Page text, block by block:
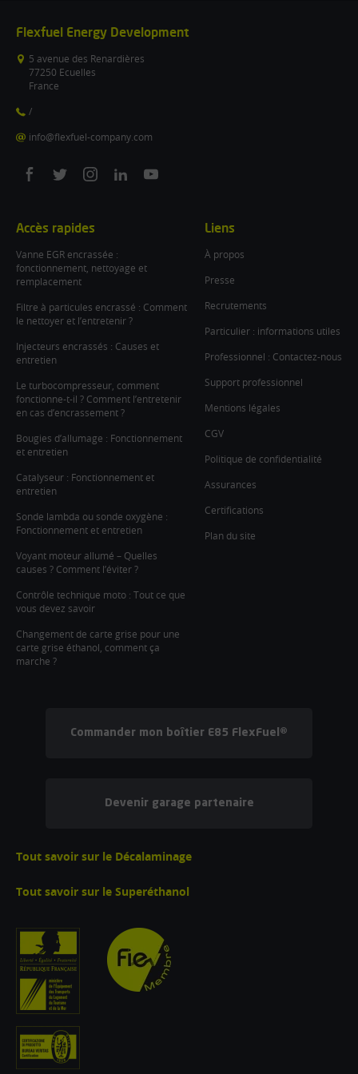
Flexfuel Energy Development
5 avenue des Renardières
77250 Ecuelles
France
/
info@flexfuel-company.com
On
On
On
On
On
Accès rapides
Vanne EGR encrassée :
fonctionnement, nettoyage et
remplacement
Filtre à particules encrassé : Comment
le nettoyer et l’entretenir ?
Injecteurs encrassés : Causes et
entretien
Le turbocompresseur, comment
fonctionne-t-il ? Comment l’entretenir
en cas d’encrassement ?
Bougies d’allumage : Fonctionnement
et entretien
Catalyseur : Fonctionnement et
entretien
Sonde lambda ou sonde oxygène :
Fonctionnement et entretien
Voyant moteur allumé – Quelles
causes ? Comment l’éviter ?
Contrôle technique moto : Tout ce que
vous devez savoir
Changement de carte grise pour une
carte grise éthanol, comment ça
marche ?
Liens
À propos
Presse
Recrutements
Particulier : informations utiles
Professionnel : Contactez-nous
Support professionnel
Mentions légales
CGV
Politique de confidentialité
Assurances
Certifications
Plan du site
Commander mon boîtier E85 FlexFuel®
Devenir garage partenaire
Tout savoir sur le Décalaminage
Tout savoir sur le Superéthanol